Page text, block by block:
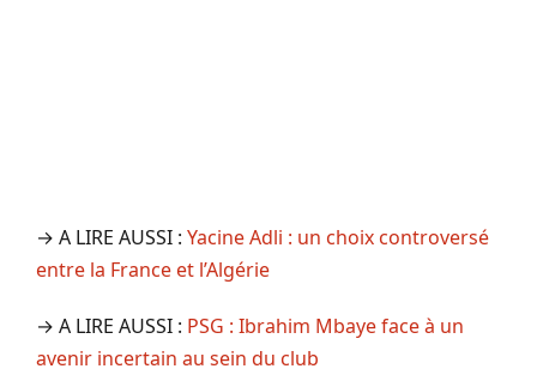
→ A LIRE AUSSI : Yacine Adli : un choix controversé
entre la France et l’Algérie
→ A LIRE AUSSI : PSG : Ibrahim Mbaye face à un
avenir incertain au sein du club